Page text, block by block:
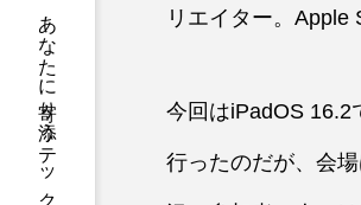
あなたに寄り添う テックメディア リエイター。Apple
今回はiPadOS 16.2
行ったのだが、会